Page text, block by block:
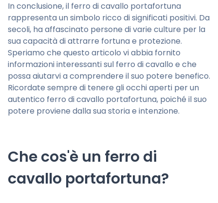
In conclusione, il ferro di cavallo portafortuna
rappresenta un simbolo ricco di significati positivi. Da
secoli, ha affascinato persone di varie culture per la
sua capacità di attrarre fortuna e protezione.
Speriamo che questo articolo vi abbia fornito
informazioni interessanti sul ferro di cavallo e che
possa aiutarvi a comprendere il suo potere benefico.
Ricordate sempre di tenere gli occhi aperti per un
autentico ferro di cavallo portafortuna, poiché il suo
potere proviene dalla sua storia e intenzione.
Che cos'è un ferro di
cavallo portafortuna?